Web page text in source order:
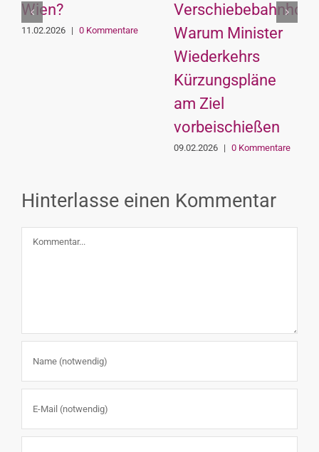
Wien?
11.02.2026 | 0 Kommentare
Verschiebebahnhof:
Warum Minister
Wiederkehrs
Kürzungspläne
am Ziel
vorbeischießen
09.02.2026 | 0 Kommentare
Hinterlasse einen Kommentar
Kommentar